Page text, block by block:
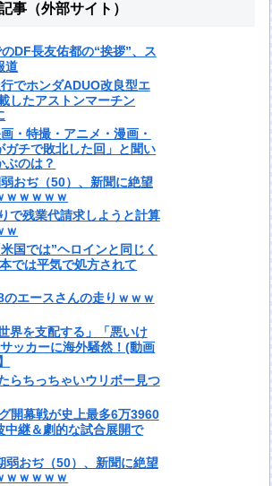
事（外部サイト）
DF長友佑都の“挨拶”、ス
道
行でホンダADUO改良型エ
したアストンマーチン
・特撮・アニメ・漫画・
ガチで敗北した回」と聞い
ぶのは？
弱おぢ（50）、新聞に絶望
ｗｗｗｗｗ
で残業代請求しようと計算
ｗ
国では”ヘロインと同じく
では平気で処方されて
のエースさんの走りｗｗｗ
界を支配する」「悪いけ
ッカーに海外騒然！(動画
らちっちゃいウリボー見つ
開幕戦が史上最多6万3960
中継＆劇的な試合展開で
弱おぢ（50）、新聞に絶望
ｗｗｗｗｗ